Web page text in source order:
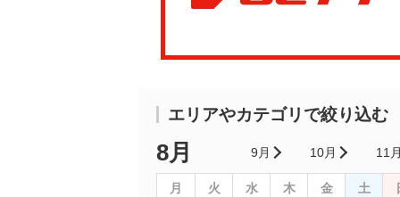
エリアやカテゴリで絞り込む
8月 9月 10月 11
月 火 水 木 金 土